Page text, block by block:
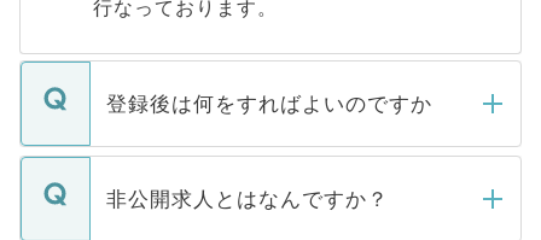
行なっております。
登録後は何をすればよいのですか
ご登録いただきましたら、弊社担当者がご
登録内容を確認し、その後メールもしくは
非公開求人とはなんですか？